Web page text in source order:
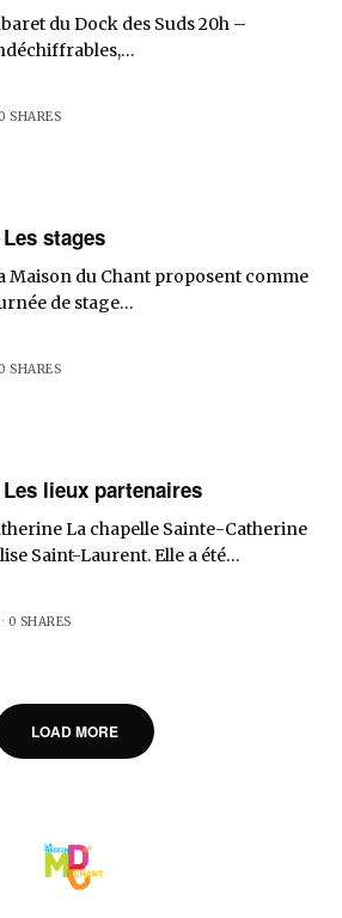
du Dock des Suds 20h –
SHARES
stages
Maison du Chant proposent comme
de stage…
SHARES
lieux partenaires
La chapelle Sainte-Catherine
Saint-Laurent. Elle a été…
0 SHARES
LOAD MORE